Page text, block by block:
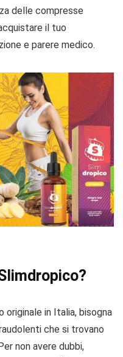
delle compresse
il tuo
e parere medico.
originale in Italia, bisogna
che si trovano
non avere dubbi,